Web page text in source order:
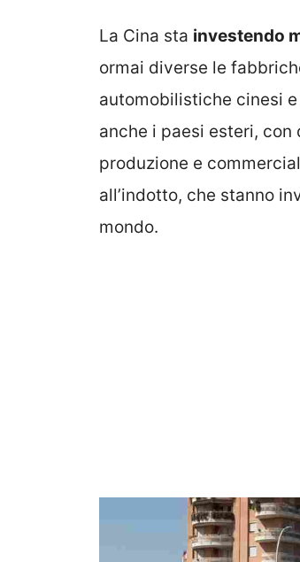
La Cina sta investendo
ormai diverse le
automobilistiche cinesi
anche i paesi esteri,
produzione e
all’indotto, che stanno
mondo.